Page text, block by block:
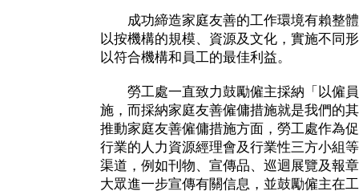
成功締造家庭友善的工作環境有賴整體
以按機構的規模、資源及文化，實施不同
以符合機構和員工的最佳利益。
勞工處一直致力鼓勵僱主採納「以僱員
施，而採納家庭友善僱傭措施就是我們的
推動家庭友善僱傭措施方面，勞工處作為
行業的人力資源經理會及行業性三方小組
渠道，例如刊物、宣傳品、巡迴展覽及報
大眾進一步宣傳有關信息，並鼓勵僱主在